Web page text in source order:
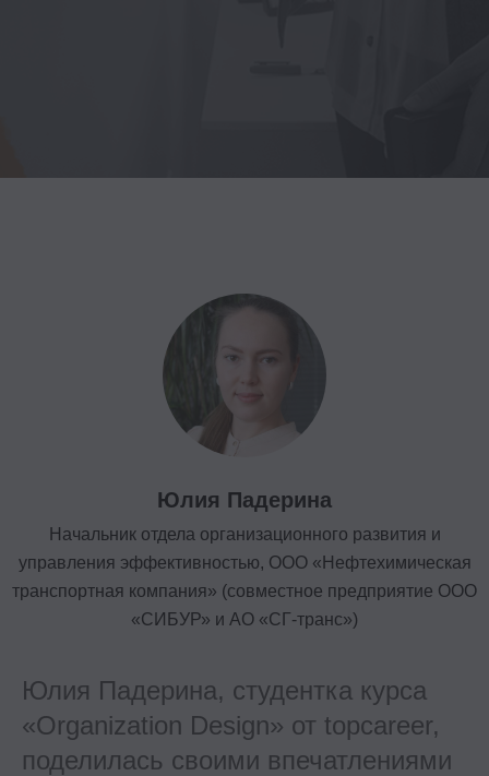
Юлия Падерина
Начальник отдела организационного развития и
управления эффективностью, ООО «Нефтехимическая
транспортная компания» (совместное предприятие ООО
«СИБУР» и АО «СГ-транс»)
Юлия Падерина, студентка курса
«Organization Design» от topcareer,
поделилась своими впечатлениями